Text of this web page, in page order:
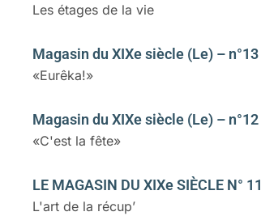
Les étages de la vie
Magasin du XIXe siècle (Le) – n°13
«Eurêka!»
Magasin du XIXe siècle (Le) – n°12
«C'est la fête»
LE MAGASIN DU XIXe SIÈCLE N° 11
L'art de la récup’